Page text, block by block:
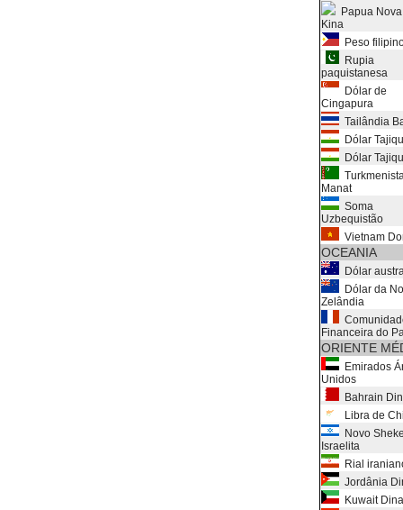
Papua
Kina
Peso
Rupia
paquistanesa
Dólar de
Cingapura
Tailândia
Dólar
Dólar
Manat
Soma
Uzbequistão
Vietnam
OCEANIA
Dólar
Dólar da
Zelândia
Financeira do
ORIENTE
Emirados
Unidos
Bahrain
Libra de
Novo
Israelita
Rial
Jordânia
Kuwait